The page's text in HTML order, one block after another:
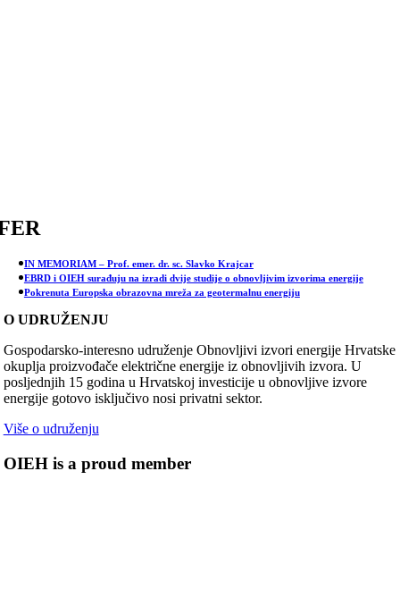
IN MEMORIAM – Prof. emer. dr. sc. Slavko Krajcar
EBRD i OIEH surađuju na izradi dvije studije o obnovljivim izvorima energije
Pokrenuta Europska obrazovna mreža za geotermalnu energiju
O UDRUŽENJU
Gospodarsko-interesno udruženje Obnovljivi izvori energije Hrvatske
okuplja proizvođače električne energije iz obnovljivih izvora. U
posljednjih 15 godina u Hrvatskoj investicije u obnovljive izvore
energije gotovo isključivo nosi privatni sektor.
Više o udruženju
OIEH is a proud member